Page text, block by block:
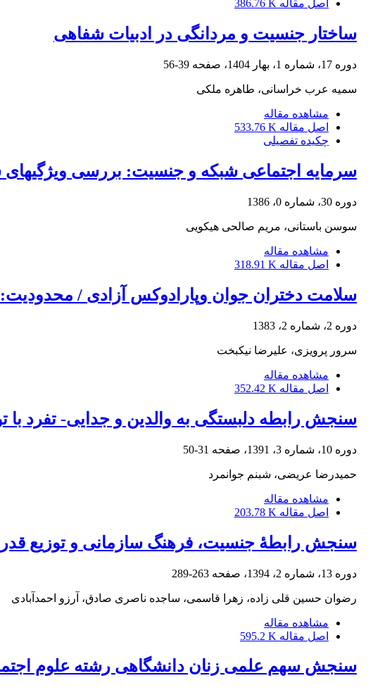
اصل مقاله 386.76 K
ساختار جنسیت و مردانگی در ادبیات شفاهی
دوره 17، شماره 1، بهار 1404، صفحه 39-56
سمیه عرب خراسانی، طاهره ملکی
مشاهده مقاله
اصل مقاله 533.76 K
چکیده تفصیلی
سرمایه اجتماعی شبکه و جنسیت: بررسی ویژگی‏های
دوره 30، شماره 0، 1386
سوسن باستانی، مریم صالحی هیکویی
مشاهده مقاله
اصل مقاله 318.91 K
سلامت دختران جوان وپارادوکس آزادی /
دوره 2، شماره 2، 1383
سرور پرویزی، علیرضا نیکبخت
مشاهده مقاله
اصل مقاله 352.42 K
سنجش رابطه دلبستگی به والدین و جدایی- تفرد
دوره 10، شماره 3، 1391، صفحه 31-50
حمیدرضا عریضی، شبنم جوانمرد
مشاهده مقاله
اصل مقاله 203.78 K
سنجش رابطۀ جنسیت، فرهنگ سازمانی و توزیع
دوره 13، شماره 2، 1394، صفحه 263-289
رضوان حسین قلی زاده، زهرا قاسمی، ساجده ناصری صادق، آرزو احمدآبادی
مشاهده مقاله
اصل مقاله 595.2 K
سنجش سهم علمی زنان دانشگاهی رشته علوم